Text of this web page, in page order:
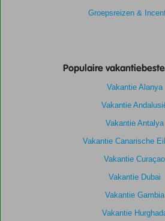
Groepsreizen &
Populaire
Vakantie Alanya
Vakantie
Vakantie Antalya
Vakantie Canarische
Vakantie Curaçao
Vakantie Dubai
Vakantie Gambia
Vakantie